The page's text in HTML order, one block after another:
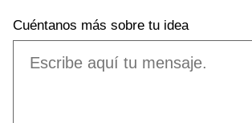
Cuéntanos más sobre tu idea